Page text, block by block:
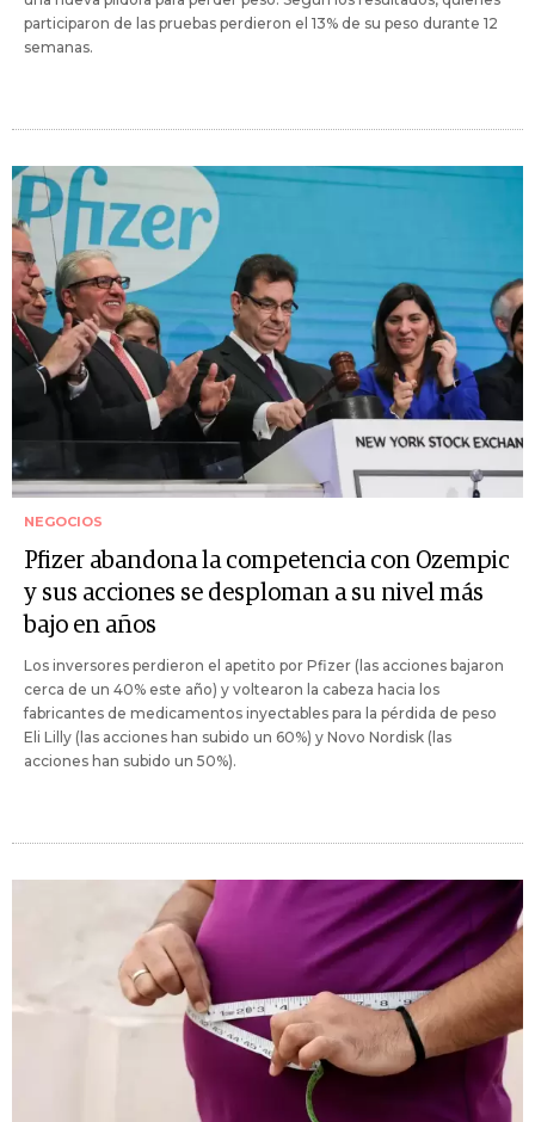
participaron de las pruebas perdieron el 13% de su peso durante 12
semanas.
NEGOCIOS
Pfizer abandona la competencia con Ozempic
y sus acciones se desploman a su nivel más
bajo en años
Los inversores perdieron el apetito por Pfizer (las acciones bajaron
cerca de un 40% este año) y voltearon la cabeza hacia los
fabricantes de medicamentos inyectables para la pérdida de peso
Eli Lilly (las acciones han subido un 60%) y Novo Nordisk (las
acciones han subido un 50%).